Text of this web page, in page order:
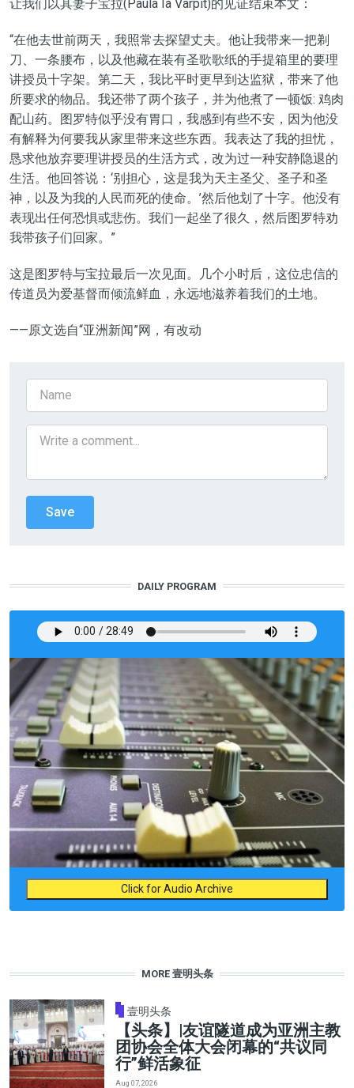
让我们以其妻子宝拉(Paula Ia Varpit)的见证结束本文：
“在他去世前两天，我照常去探望丈夫。他让我带来一把剃
刀、一条腰布，以及他藏在装有圣歌歌纸的手提箱里的要理
讲授员十字架。第二天，我比平时更早到达监狱，带来了他
所要求的物品。我还带了两个孩子，并为他煮了一顿饭: 鸡肉
配山药。图罗特似乎没有胃口，我感到有些不安，因为他没
有解释为何要我从家里带来这些东西。我表达了我的担忧，
恳求他放弃要理讲授员的生活方式，改为过一种安静隐退的
生活。他回答说：‘别担心，这是我为天主圣父、圣子和圣
神，以及为我的人民而死的使命。’然后他划了十字。他没有
表现出任何恐惧或悲伤。我们一起坐了很久，然后图罗特劝
我带孩子们回家。”
这是图罗特与宝拉最后一次见面。几个小时后，这位忠信的
传道员为爱基督而倾流鲜血，永远地滋养着我们的土地。
——原文选自“亚洲新闻”网，有改动
DAILY PROGRAM
Click for Audio Archive
MORE 壹明头条
壹明头条
【头条】|友谊隧道成为亚洲主教
团协会全体大会闭幕的“共议同
行”鲜活象征
Aug 07, 2026